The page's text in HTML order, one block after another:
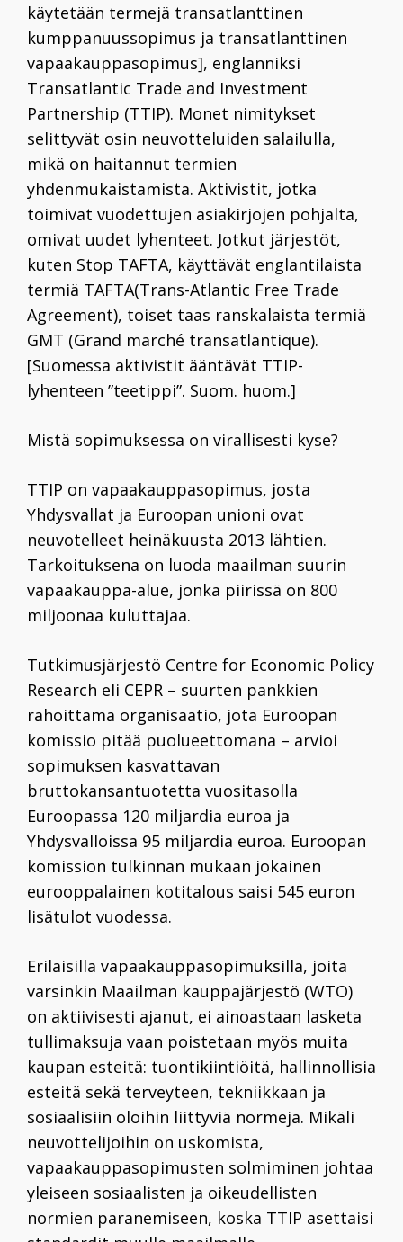
käytetään termejä transatlanttinen
kumppanuussopimus ja transatlanttinen
vapaakauppasopimus], englanniksi
Transatlantic Trade and Investment
Partnership (TTIP). Monet nimitykset
selittyvät osin neuvotteluiden salailulla,
mikä on haitannut termien
yhdenmukaistamista. Aktivistit, jotka
toimivat vuodettujen asiakirjojen pohjalta,
omivat uudet lyhenteet. Jotkut järjestöt,
kuten Stop TAFTA, käyttävät englantilaista
termiä TAFTA(Trans-Atlantic Free Trade
Agreement), toiset taas ranskalaista termiä
GMT (Grand marché transatlantique).
[Suomessa aktivistit ääntävät TTIP-
lyhenteen ”teetippi”. Suom. huom.]
Mistä sopimuksessa on virallisesti kyse?
TTIP on vapaakauppasopimus, josta
Yhdysvallat ja Euroopan unioni ovat
neuvotelleet heinäkuusta 2013 lähtien.
Tarkoituksena on luoda maailman suurin
vapaakauppa-alue, jonka piirissä on 800
miljoonaa kuluttajaa.
Tutkimusjärjestö Centre for Economic Policy
Research eli CEPR – suurten pankkien
rahoittama organisaatio, jota Euroopan
komissio pitää puolueettomana – arvioi
sopimuksen kasvattavan
bruttokansantuotetta vuositasolla
Euroopassa 120 miljardia euroa ja
Yhdysvalloissa 95 miljardia euroa. Euroopan
komission tulkinnan mukaan jokainen
eurooppalainen kotitalous saisi 545 euron
lisätulot vuodessa.
Erilaisilla vapaakauppasopimuksilla, joita
varsinkin Maailman kauppajärjestö (WTO)
on aktiivisesti ajanut, ei ainoastaan lasketa
tullimaksuja vaan poistetaan myös muita
kaupan esteitä: tuontikiintiöitä, hallinnollisia
esteitä sekä terveyteen, tekniikkaan ja
sosiaalisiin oloihin liittyviä normeja. Mikäli
neuvottelijoihin on uskomista,
vapaakauppasopimusten solmiminen johtaa
yleiseen sosiaalisten ja oikeudellisten
normien paranemiseen, koska TTIP asettaisi